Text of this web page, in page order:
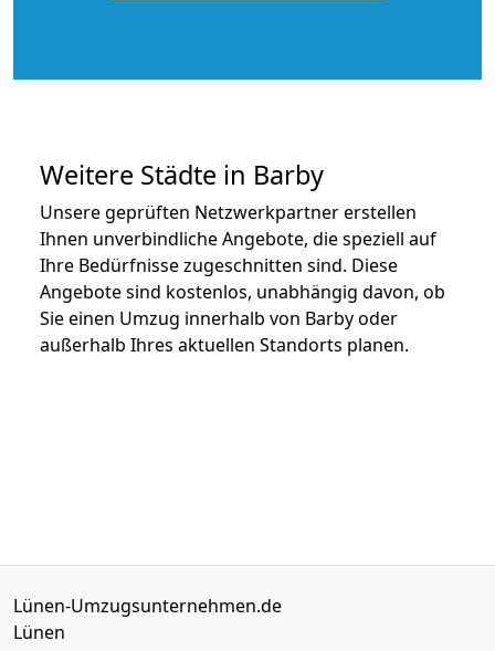
Weitere Städte in Barby
Unsere geprüften Netzwerkpartner erstellen
Ihnen unverbindliche Angebote, die speziell auf
Ihre Bedürfnisse zugeschnitten sind. Diese
Angebote sind kostenlos, unabhängig davon, ob
Sie einen Umzug innerhalb von Barby oder
außerhalb Ihres aktuellen Standorts planen.
Lünen-Umzugsunternehmen.de
Lünen